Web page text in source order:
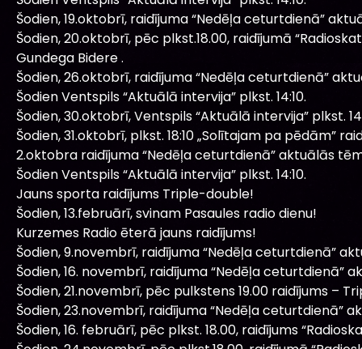
Šodien, 19.oktobrī, raidījuma “Nedēļa ceturtdienā”
Šodien, 20.oktobrī, pēc plkst.18.00, raidījumā
Gundega Bidere .
Šodien, 26.oktobrī, raidījuma “Nedēļa ceturtdienā”
Šodien Ventspils “Aktuālā intervija” plkst. 14:10.
Šodien, 30.oktobrī, Ventspils “Aktuālā intervija” plkst.
Šodien, 31.oktobrī, plkst. 18:10 „Solītajam pa pēdām”
2.oktobra raidījuma “Nedēļa ceturtdienā” aktuālās
Šodien Ventspils “Aktuālā intervija” plkst. 14:10.
Jauns sporta raidījums Triple-double!
Šodien, 13.februārī, svinam Pasaules radio dienu!
Kurzemes Radio ēterā jauns raidījums!
Šodien, 9.novembrī, raidījuma “Nedēļa ceturtdienā”
Šodien, 16. novembrī, raidījuma “Nedēļa ceturtdienā”
Šodien, 21.novembrī, pēc pulkstens 19.00 raidījums –
Šodien, 23.novembrī, raidījuma “Nedēļa ceturtdienā”
Šodien, 16. februārī, pēc plkst. 18.00, raidījums